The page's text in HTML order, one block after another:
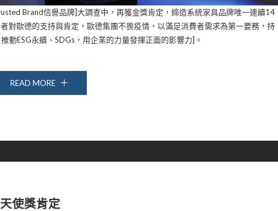
Brand信譽品牌]大調查中，再獲金獎肯定，締造系統家具品牌唯一連續14
對歐德的支持與肯定，歐德集團不畏疫情，以滿足消費者需求為第一要務，持
動ESG永續、SDGs，用企業的力量發揮正面的影響力]。
READ MORE
使獎肯定